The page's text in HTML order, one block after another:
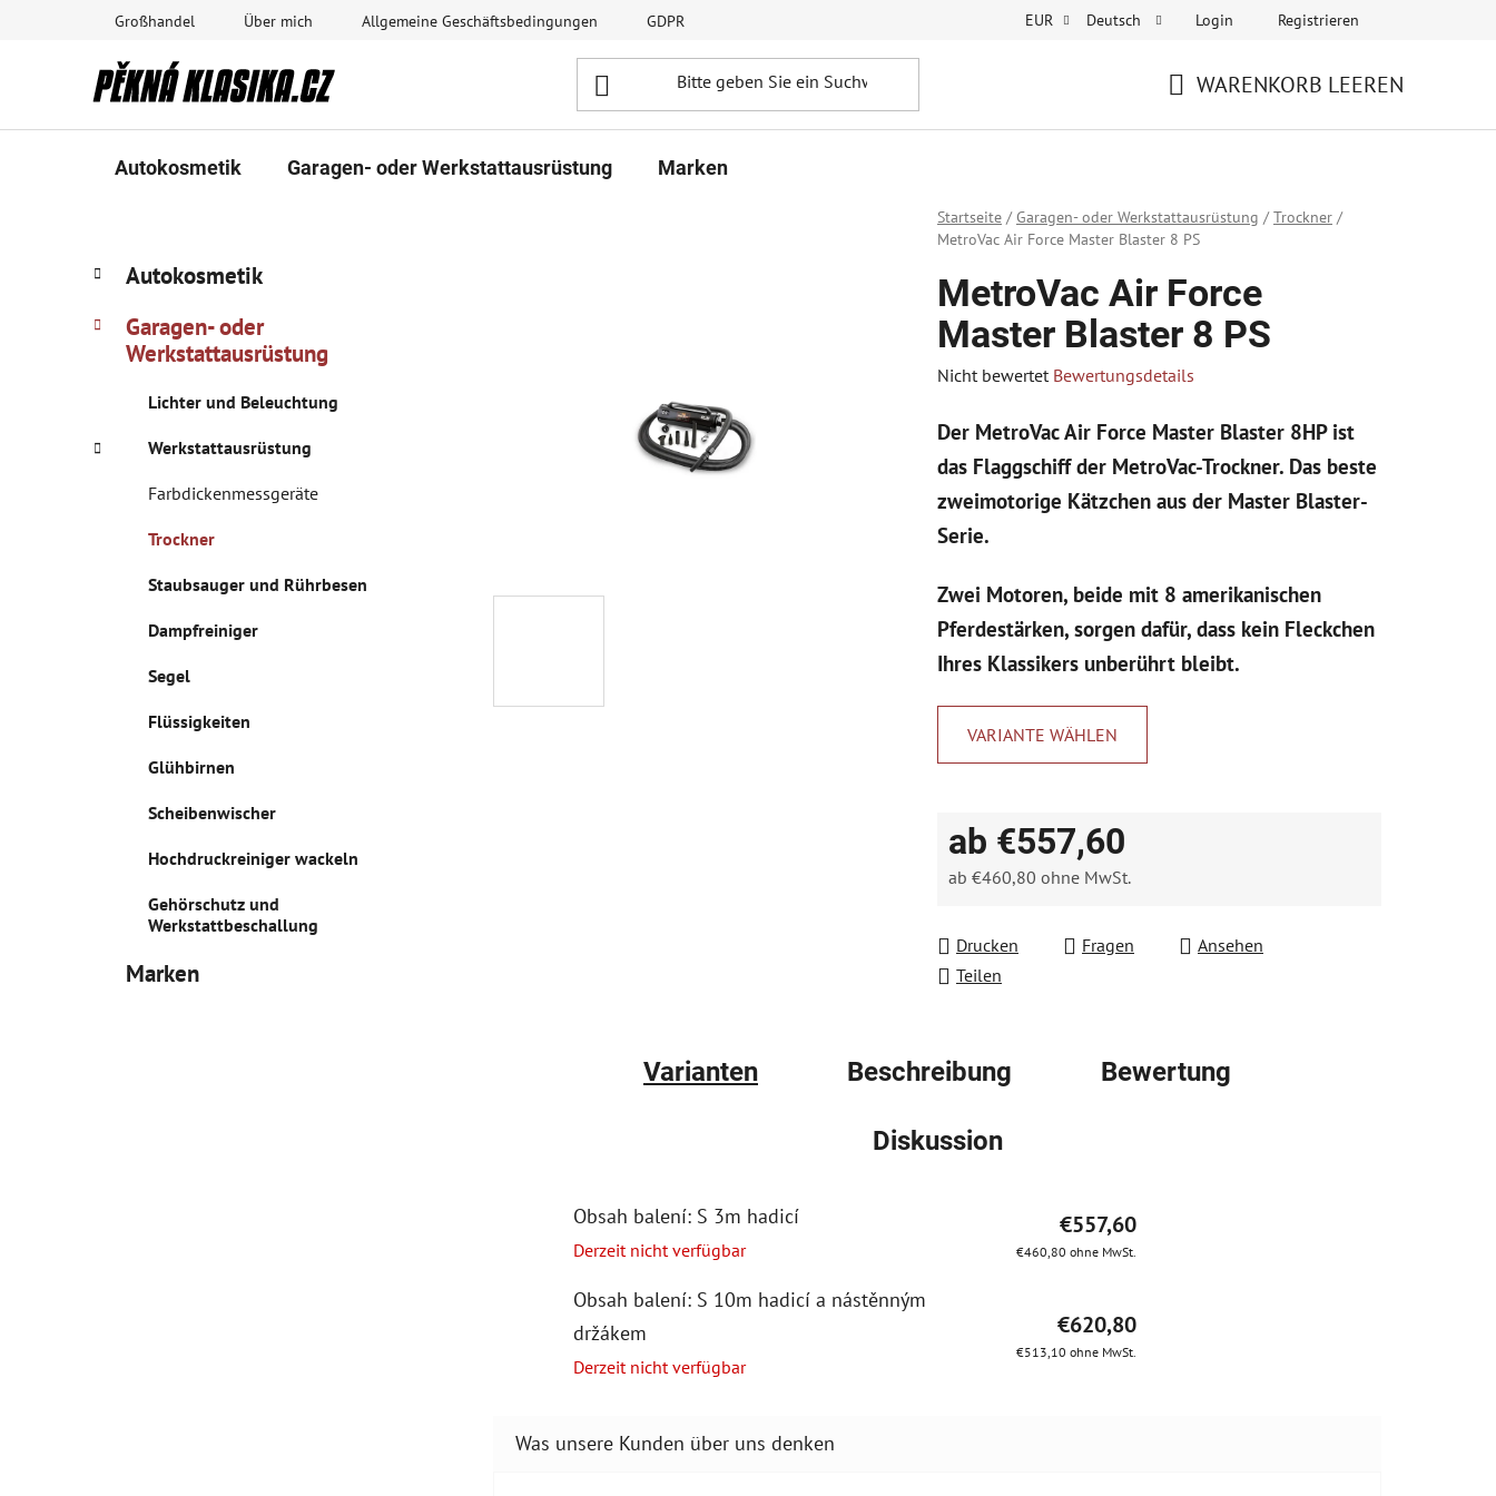
Großhandel Über mich Allgemeine Geschäftsbedingungen GDPR EUR Deutsch Login Registrieren
WARENKORB LEEREN
Autokosmetik Garagen- oder Werkstattausrüstung Marken
Startseite / Garagen- oder Werkstattausrüstung / Trockner /
MetroVac Air Force Master Blaster 8 PS
S
i
l
Kategorien
überspringen
K
a
e
e
Autokosmetik
Garagen- oder
Werkstattausrüstung
Lichter und Beleuchtung
Werkstattausrüstung
Farbdickenmessgeräte
Trockner
Staubsauger und Rührbesen
Dampfreiniger
Segel
Flüssigkeiten
Glühbirnen
Scheibenwischer
Hochdruckreiniger wackeln
Gehörschutz und
Werkstattbeschallung
Marken
MetroVac Air Force
Master Blaster 8 PS
Die
Produktbewertung
ist
0,0
von
Sternen.
Nicht bewertet Bewertungsdetails
Der MetroVac Air Force Master Blaster 8HP ist
das Flaggschiff der MetroVac-Trockner. Das beste
zweimotorige Kätzchen aus der Master Blaster-
Serie.
Zwei Motoren, beide mit 8 amerikanischen
Pferdestärken, sorgen dafür, dass kein Fleckchen
Ihres Klassikers unberührt bleibt.
VARIANTE WÄHLEN
ab €557,60
ab €460,80 ohne MwSt.
Drucken
Fragen
Ansehen
Teilen
Varianten Beschreibung Bewertung
Diskussion
Obsah balení: S 3m hadicí
Derzeit nicht verfügbar
€557,60
€460,80 ohne MwSt.
Obsah balení: S 10m hadicí a nástěnným
držákem
Derzeit nicht verfügbar
€620,80
€513,10 ohne MwSt.